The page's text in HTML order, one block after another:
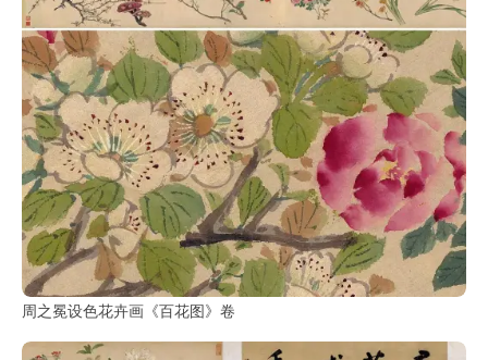
周之冕设色花卉画《百花图》卷